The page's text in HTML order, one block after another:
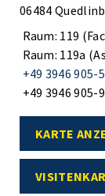
06484
Raum: 119
Raum: 119a
+49 3946 905-
+49 3946 905-
KARTE